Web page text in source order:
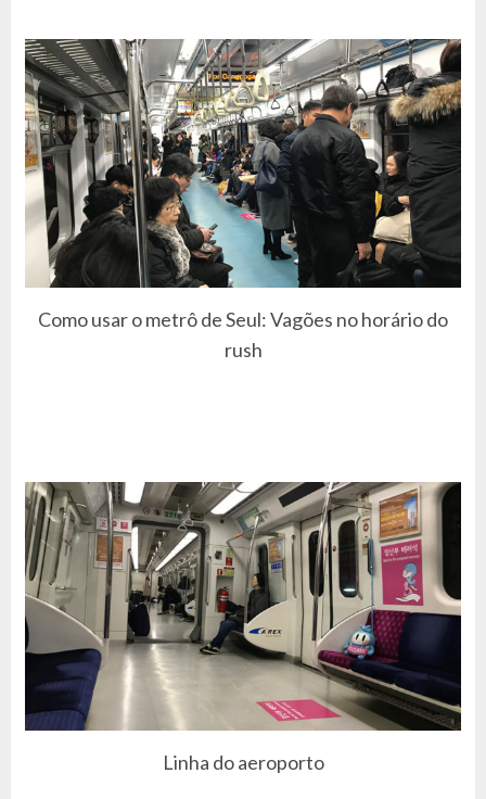
Como usar o metrô de Seul: Vagões no horário do
rush
Linha do aeroporto